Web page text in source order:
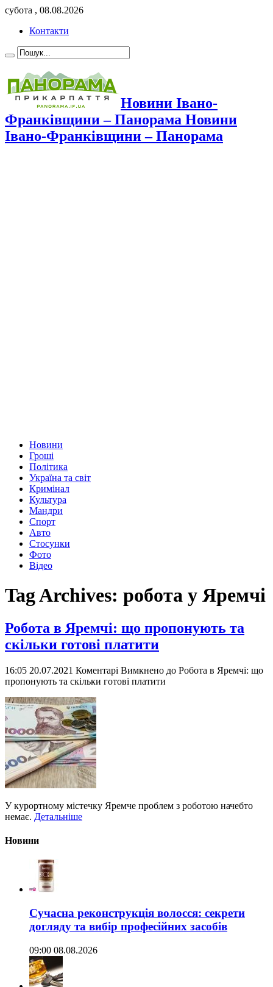
субота , 08.08.2026
Контакти
Новини Івано-
Франківщини – Панорама Новини
Івано-Франківщини – Панорама
Новини
Гроші
Політика
Україна та світ
Кримінал
Культура
Мандри
Спорт
Авто
Стосунки
Фото
Відео
Tag Archives: робота у Яремчі
Робота в Яремчі: що пропонують та
скільки готові платити
16:05 20.07.2021 Коментарі Вимкнено до Робота в Яремчі: що
пропонують та скільки готові платити
У курортному містечку Яремче проблем з роботою начебто
немає. Детальніше
Новини
Сучасна реконструкція волосся: секрети
догляду та вибір професійних засобів
09:00 08.08.2026